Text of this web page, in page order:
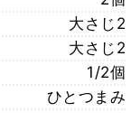
大さじ2
大さじ2
1/2個
ひとつまみ